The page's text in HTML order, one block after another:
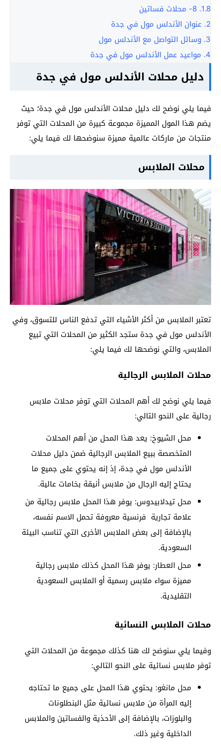
1.8.
2. عنوان الأندلس مول في جدة
3. وسائل التواصل مع الأندلس مول
4. مواعيد عمل الأندلس مول في جدة
دليل محلات الأندلس مول في جدة
فيما يلي نوضح لك دليل محلات الأندلس مول في جدة؛ حيث
يضم هذا المول المميزة مجموعة كبيرة من المحلات التي توفر
منتجات من ماركات عالمية مميزة سنوضحها لك فيما يلي:
محلات الملابس
تعتبر الملابس من أكثر الأشياء التي تدفع الناس للتسوق، وفي
الأندلس مول في جدة ستجد الكثير من المحلات التي تبيع
الملابس، والتي نوضحها لك فيما يلي:
محلات الملابس الرجالية
فيما يلي نوضح لك أهم المحلات التي توفر محلات ملابس
رجالية على النحو التالي:
محل الشيوخ: يعد هذا المحل من أهم المحلات
المتخصصة ببيع الملابس الرجالية ضمن دليل محلات
الأندلس مول في جدة، إذ إنه يحتوي على جميع ما
يحتاج إليه الرجال من ملابس أنيقة بخامات عالية.
محل تيدلابيدوس: يوفر هذا المحل ملابس رجالية من
علامة تجارية فرنسية معروفة تحمل الاسم نفسه،
بالإضافة إلى بعض الملابس الأخرى التي تناسب البيئة
السعودية.
محل العطار: يوفر هذا المحل كذلك ملابس رجالية
مميزة سواء ملابس رسمية أو الملابس السعودية
التقليدية.
محلات الملابس النسائية
وفيما يلي سنوضح لك هنا كذلك مجموعة من المحلات التي
توفر ملابس نسائية على النحو التالي:
محل مانغو: يحتوي هذا المحل على جميع ما تحتاجه
إليه المرأة من ملابس نسائية مثل البنطلونات
والبلوزات، بالإضافة إلى الأحذية والفساتين والملابس
الداخلية وغير ذلك.